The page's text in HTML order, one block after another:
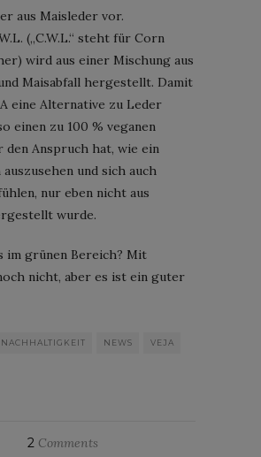
aus Maisleder vor.
(„C.W.L.“ steht für Corn
wird aus einer Mischung aus
Maisabfall hergestellt. Damit
eine Alternative zu Leder
einen zu 100 % veganen
den Anspruch hat, wie ein
und sich auch
nur eben nicht aus
wurde.
im grünen Bereich? Mit
nicht, aber es ist ein guter
NACHHALTIGKEIT NEWS VEJA
2 Comments